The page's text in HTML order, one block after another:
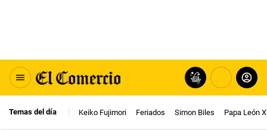
Temas del día Keiko Fujimori Feriados Simon Biles Papa León